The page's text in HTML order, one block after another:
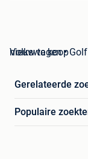
Volkswagen • Golf 3 Cabrio aanbod - Tweedehands en nieuw te koop
Gerelateerde
Populaire